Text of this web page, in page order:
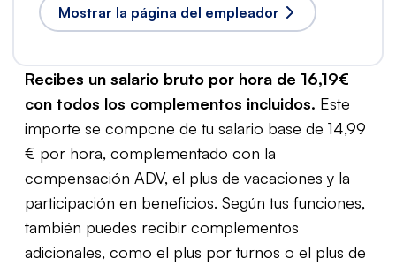
Mostrar la página del empleador
Recibes un salario bruto por hora de 16,19€
con todos los complementos incluidos. Este
importe se compone de tu salario base de 14,99
€ por hora, complementado con la
compensación ADV, el plus de vacaciones y la
participación en beneficios. Según tus funciones,
también puedes recibir complementos
adicionales, como el plus por turnos o el plus de